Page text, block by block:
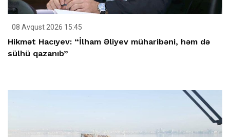
08 Avqust 2026 15:45
Hikmət Hacıyev: “İlham Əliyev müharibəni, həm də
sülhü qazanıb”